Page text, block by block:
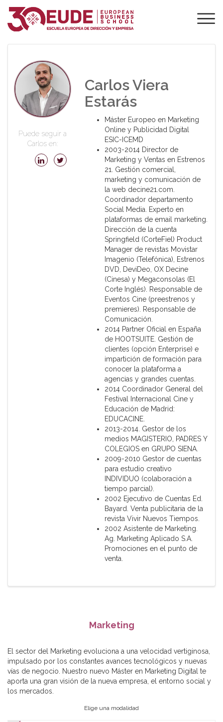
PROFESORADO DE
EUDE
Puede seguir a
Carlos en:
Carlos Viera
Estarás
Máster Europeo en Marketing
Online y Publicidad Digital
ESIC-ICEMD
2003-2014 Director de
Marketing y Ventas en Estrenos
21. Gestión comercial,
marketing y comunicación de
la web decine21.com.
Coordinador departamento
Social Media. Experto en
plataformas de email marketing.
Dirección de la cuenta
Springfield (CorteFiel) Product
Manager de revistas Movistar
Imagenio (Telefónica), Estrenos
DVD, DeviDeo, OX Decine
(Cinesa) y Megaconsolas (El
Corte Inglés). Responsable de
Eventos Cine (preestrenos y
premieres). Responsable de
Comunicación.
2014 Partner Oficial en España
de HOOTSUITE. Gestión de
clientes (opción Enterprise) e
impartición de formación para
conocer la plataforma a
agencias y grandes cuentas.
2014 Coordinador General del
Festival Internacional Cine y
Educación de Madrid:
EDUCACINE.
2013-2014. Gestor de los
medios MAGISTERIO, PADRES Y
COLEGIOS en GRUPO SIENA.
2009-2010 Gestor de cuentas
para estudio creativo
INDIVIDUO (colaboración a
tiempo parcial).
2002 Ejecutivo de Cuentas Ed.
Bayard. Venta publicitaria de la
revista Vivir Nuevos Tiempos.
2002 Asistente de Marketing.
Ag. Marketing Aplicado S.A.
Promociones en el punto de
venta.
Marketing
El sector del Marketing evoluciona a una velocidad vertiginosa,
impulsado por los constantes avances tecnológicos y nuevas
vías de negocio. Nuestro nuevo Máster en Marketing Digital te
aporta una gran visión de la nueva empresa, el entorno social y
los mercados.
Elige una modalidad